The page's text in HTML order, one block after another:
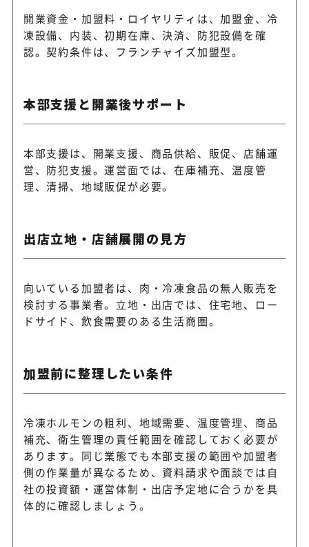
開業資金・加盟料・ロイヤリティは、加盟金、冷
凍設備、内装、初期在庫、決済、防犯設備を確
認。契約条件は、フランチャイズ加盟型。
本部支援と開業後サポート
本部支援は、開業支援、商品供給、販促、店舗運
営、防犯支援。運営面では、在庫補充、温度管
理、清掃、地域販促が必要。
出店立地・店舗展開の見方
向いている加盟者は、肉・冷凍食品の無人販売を
検討する事業者。立地・出店では、住宅地、ロー
ドサイド、飲食需要のある生活商圏。
加盟前に整理したい条件
冷凍ホルモンの粗利、地域需要、温度管理、商品
補充、衛生管理の責任範囲を確認しておく必要が
あります。同じ業態でも本部支援の範囲や加盟者
側の作業量が異なるため、資料請求や面談では自
社の投資額・運営体制・出店予定地に合うかを具
体的に確認しましょう。